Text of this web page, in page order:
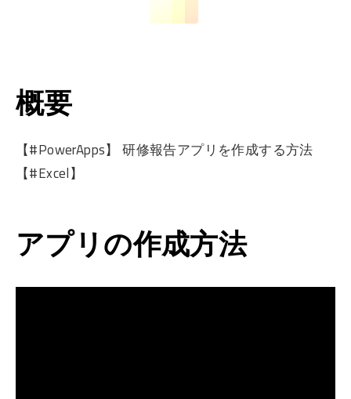
概要
【#PowerApps】 研修報告アプリを作成する方法
【#Excel】
アプリの作成方法